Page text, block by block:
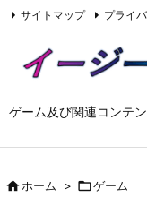
ゲーム及び関連コンテ
サイトマップ プライ
RSS
ホーム > ゲーム